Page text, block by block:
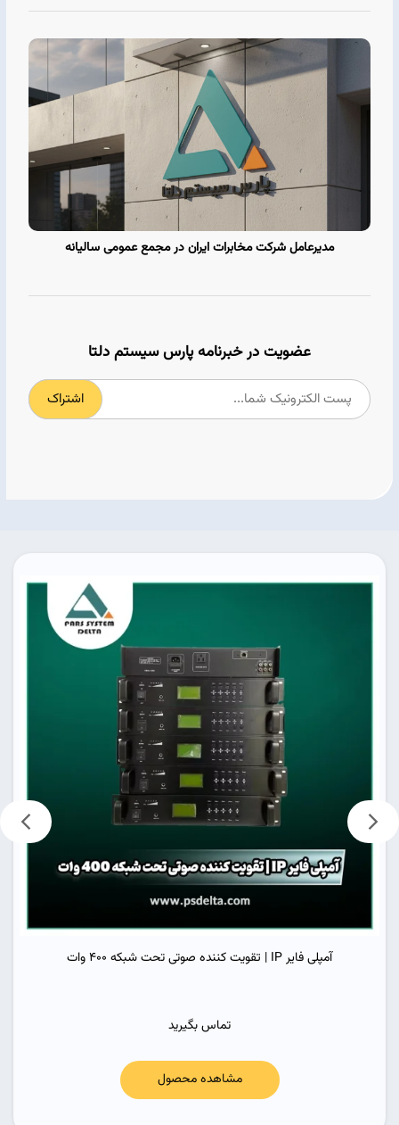
مدیرعامل شرکت مخابرات ایران در مجمع عمومی سالیانه
عضویت در خبرنامه پارس سیستم دلتا
آمپلی فایر IP | تقویت کننده صوتی تحت شبکه 400 وات
تماس بگیرید
مشاهده محصول